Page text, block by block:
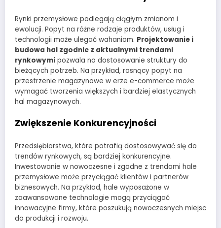
Rynki przemysłowe podlegają ciągłym zmianom i
ewolucji. Popyt na różne rodzaje produktów, usług i
technologii może ulegać wahaniom. Projektowanie i
budowa hal zgodnie z aktualnymi trendami
rynkowymi pozwala na dostosowanie struktury do
bieżących potrzeb. Na przykład, rosnący popyt na
przestrzenie magazynowe w erze e-commerce może
wymagać tworzenia większych i bardziej elastycznych
hal magazynowych.
Zwiększenie Konkurencyjności
Przedsiębiorstwa, które potrafią dostosowywać się do
trendów rynkowych, są bardziej konkurencyjne.
Inwestowanie w nowoczesne i zgodne z trendami hale
przemysłowe może przyciągać klientów i partnerów
biznesowych. Na przykład, hale wyposażone w
zaawansowane technologie mogą przyciągać
innowacyjne firmy, które poszukują nowoczesnych miejsc
do produkcji i rozwoju.